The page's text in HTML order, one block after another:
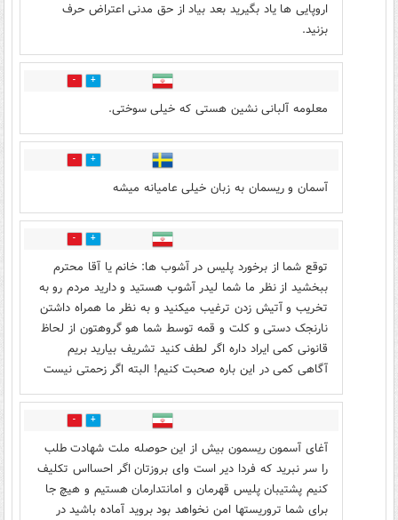
اروپایی ها یاد بگیرید بعد بیاد از حق مدنی اعتراض حرف
بزنید.
28
معلومه آلبانی نشین هستی که خیلی سوختی.
19
آسمان و ریسمان به زبان خیلی عامیانه میشه
27
توقع شما از برخورد پلیس در آشوب ها: خانم یا آقا محترم
ببخشید از نظر ما شما لیدر آشوب هستید و دارید مردم رو به
تخریب و آتیش زدن ترغیب میکنید و به نظر ما همراه داشتن
نارنجک دستی و کلت و قمه توسط شما هو گروهتون از لحاظ
قانونی کمی ایراد داره اگر لطف کنید تشریف بیارید بریم
آگاهی کمی در این باره صحبت کنیم! البته اگر زحمتی نیست
16
آغای آسمون ریسمون بیش از این حوصله ملت شهادت طلب
را سر نبرید که فردا دیر است وای بروزتان اگر احسااس تکلیف
کنیم پشتیبان پلیس قهرمان و امانتدارمان هستیم و هیچ جا
برای شما تروریستها امن نخواهد بود بروید آماده باشید در